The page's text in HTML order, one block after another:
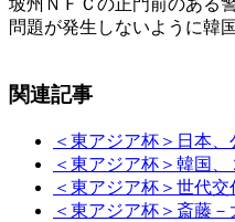
坡州ＮＦＣの正門前のある
問題が発生しないように韓
関連記事
＜東アジア杯＞日本
＜東アジア杯＞韓国
＜東アジア杯＞世代
＜東アジア杯＞斎藤